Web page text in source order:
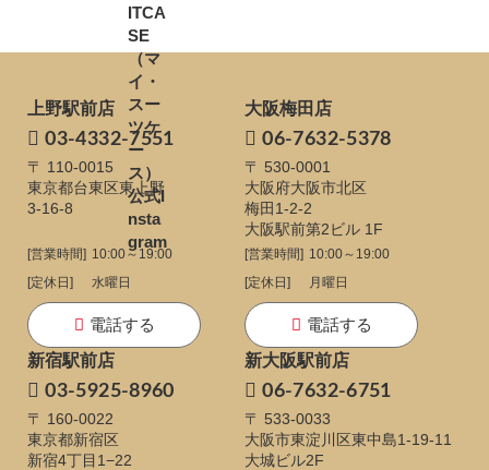
上野駅前店
03-4332-7551
〒 110-0015
東京都台東区東上野
3-16-8
[営業時間] 10:00～19:00
[定休日]
水曜日
電話する
大阪梅田店
06-7632-5378
〒 530-0001
大阪府大阪市北区
梅田1-2-2
大阪駅前第2ビル 1F
[営業時間] 10:00～19:00
[定休日]
月曜日
電話する
新宿駅前店
03-5925-8960
〒 160-0022
東京都新宿区
新宿4丁目1−22
新大阪駅前店
06-7632-6751
〒 533-0033
大阪市東淀川区東中島1-19-11
大城ビル2F